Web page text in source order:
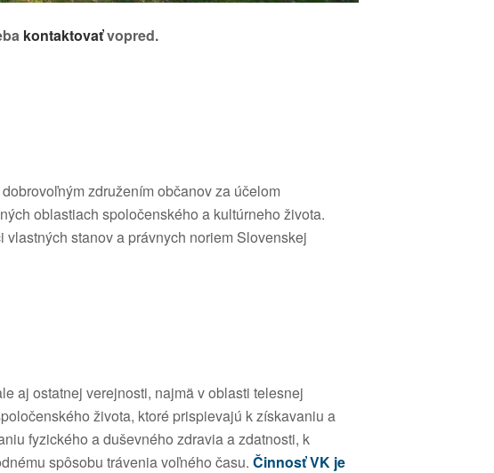
kontaktovaťvopred.
združením občanov za účelom
oblastiach spoločenského a kultúrneho života.
stanov a právnych noriem Slovenskej
aj ostatnej verejnosti, najmä v oblasti telesnej
života, ktoré prispievajú k získavaniu a
fyzického a duševného zdravia a zdatnosti, k
spôsobu trávenia voľného času. Činnosť VK je